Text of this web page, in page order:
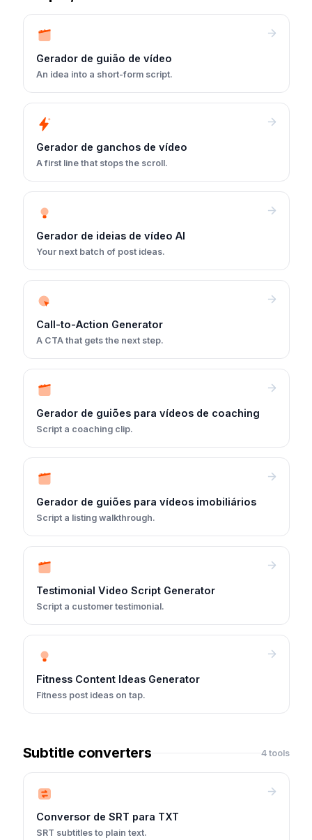
Gerador de guião de vídeo
An idea into a short-form script.
Gerador de ganchos de vídeo
A first line that stops the scroll.
Gerador de ideias de vídeo AI
Your next batch of post ideas.
Call-to-Action Generator
A CTA that gets the next step.
Gerador de guiões para vídeos de coaching
Script a coaching clip.
Gerador de guiões para vídeos imobiliários
Script a listing walkthrough.
Testimonial Video Script Generator
Script a customer testimonial.
Fitness Content Ideas Generator
Fitness post ideas on tap.
Subtitle converters 4 tools
Conversor de SRT para TXT
SRT subtitles to plain text.